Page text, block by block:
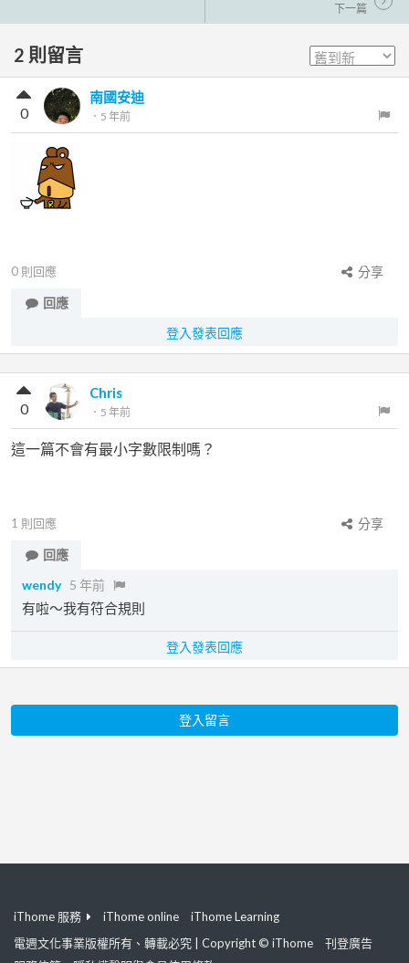
下一篇
2 則留言
南國安迪
． 5 年前
0
0 則回應
分享
回應
登入發表回應
Chris
． 5 年前
0
這一篇不會有最小字數限制嗎？
1 則回應
分享
回應
wendy 5 年前
有啦～我有符合規則
登入發表回應
登入留言
iThome 服務 iThome online
iThome Learning
電週文化事業版權所有、轉載必究 | Copyright © iThome
刊登廣告